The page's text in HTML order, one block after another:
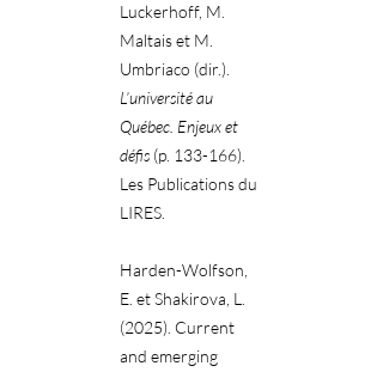
Luckerhoff, M.
Maltais et M.
Umbriaco (dir.).
L’université au
Québec. Enjeux et
défis (p. 133-166).
Les Publications du
LIRES.
Harden-Wolfson,
E. et Shakirova, L.
(2025). Current
and emerging